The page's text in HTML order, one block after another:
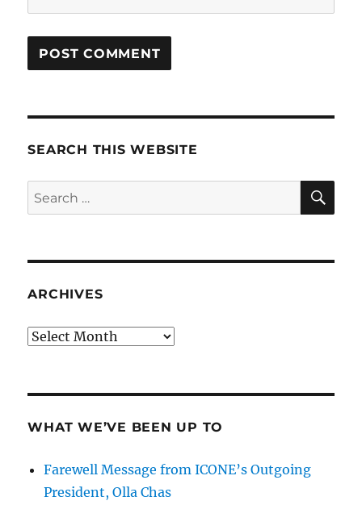
SEARCH THIS WEBSITE
Search
for:
ARCHIVES
Archives
WHAT WE’VE BEEN UP TO
Farewell Message from ICONE’s Outgoing
President, Olla Chas